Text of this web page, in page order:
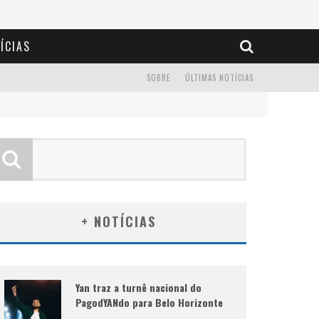
ÚLTIMAS NOTÍCIAS
SOBRE
+ NOTÍCIAS
Yan traz a turnê nacional do
PagodYANdo para Belo Horizonte